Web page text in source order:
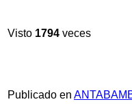
Visto 1794 veces
Publicado en